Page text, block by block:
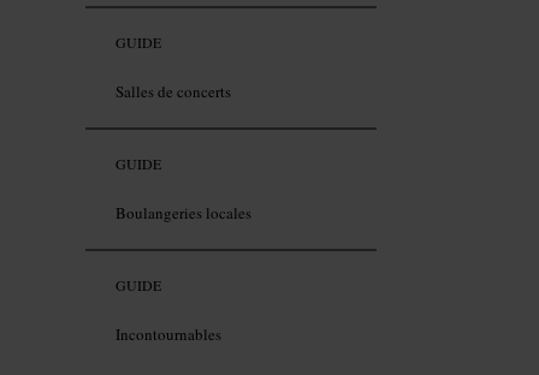
GUIDE
Salles de concerts
GUIDE
Boulangeries locales
GUIDE
Incontournables